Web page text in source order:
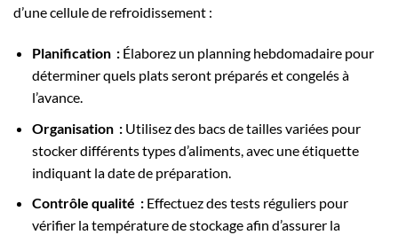
d’une cellule de refroidissement :
Planification :Élaborez un planning hebdomadaire pour
déterminer quels plats seront préparés et congelés à
l’avance.
Organisation :Utilisez des bacs de tailles variées pour
stocker différents types d’aliments, avec une étiquette
indiquant la date de préparation.
Contrôle qualité :Effectuez des tests réguliers pour
vérifier la température de stockage afin d’assurer la